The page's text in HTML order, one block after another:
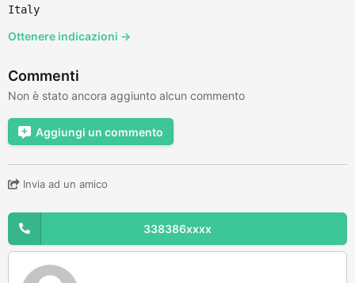
Italy
Ottenere indicazioni →
Commenti
Non è stato ancora aggiunto alcun commento
Aggiungi un commento
Invia ad un amico
338386xxxx